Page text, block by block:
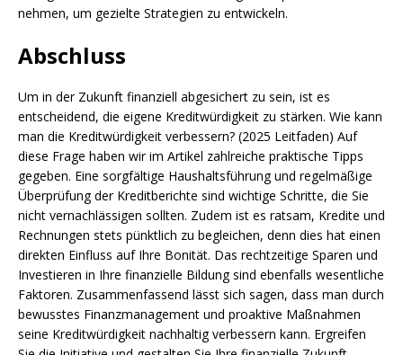
nehmen, um gezielte Strategien zu entwickeln.
Abschluss
Um in der Zukunft finanziell abgesichert zu sein, ist es
entscheidend, die eigene Kreditwürdigkeit zu stärken. Wie kann
man die Kreditwürdigkeit verbessern? (2025 Leitfaden) Auf
diese Frage haben wir im Artikel zahlreiche praktische Tipps
gegeben. Eine sorgfältige Haushaltsführung und regelmäßige
Überprüfung der Kreditberichte sind wichtige Schritte, die Sie
nicht vernachlässigen sollten. Zudem ist es ratsam, Kredite und
Rechnungen stets pünktlich zu begleichen, denn dies hat einen
direkten Einfluss auf Ihre Bonität. Das rechtzeitige Sparen und
Investieren in Ihre finanzielle Bildung sind ebenfalls wesentliche
Faktoren. Zusammenfassend lässt sich sagen, dass man durch
bewusstes Finanzmanagement und proaktive Maßnahmen
seine Kreditwürdigkeit nachhaltig verbessern kann. Ergreifen